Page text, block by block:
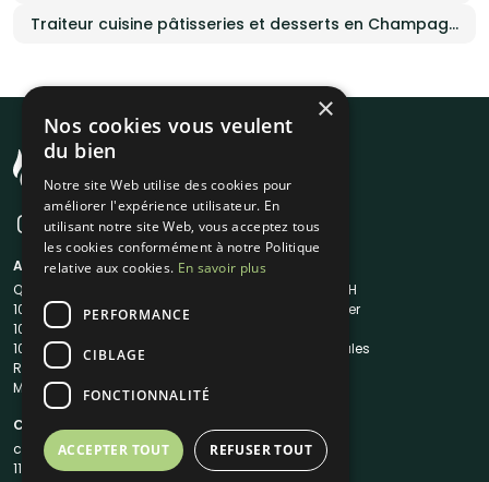
Traiteur cuisine pâtisseries et desserts en Champagne-Ardenne
A propos
Qui sommes-nous ?
1001Salles
1001Salles PRO
1001DJ
Reserverunbar
MP2
Liens utiles
Traiteur en 48H
Nous contacter
Mentions légales
Contacts
contact@1001traiteurs.com
11 Rue Maurice Grandcoing
×
Nos cookies vous veulent
du bien
Notre site Web utilise des cookies pour
améliorer l'expérience utilisateur. En
utilisant notre site Web, vous acceptez tous
les cookies conformément à notre Politique
relative aux cookies. En savoir plus
PERFORMANCE
CIBLAGE
FONCTIONNALITÉ
ACCEPTER TOUT REFUSER TOUT